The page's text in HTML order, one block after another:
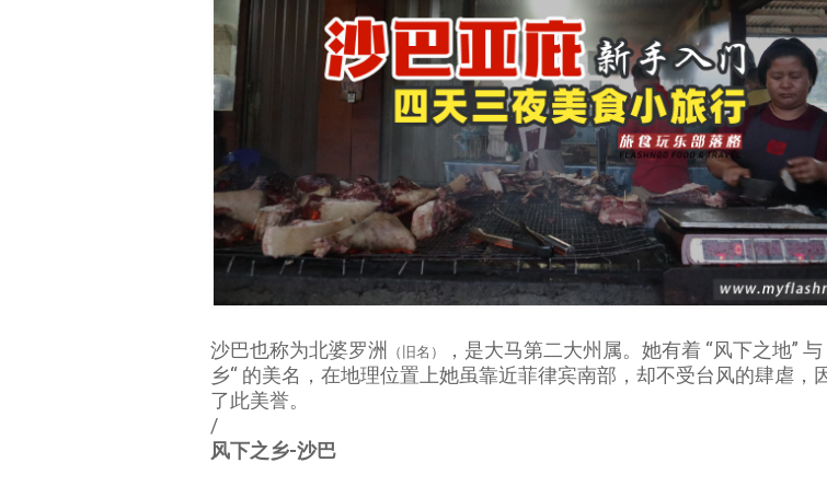
沙巴也称为北婆罗洲 （旧名）
，是大马第二大州属。她有着 “风下之地” 与
乡“ 的美名，在地理位置上她虽靠近菲律宾南部，却不受台风的肆虐，
了此美誉。
/
风下之乡-沙巴